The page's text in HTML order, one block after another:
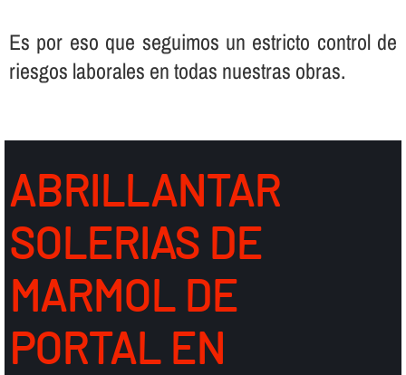
Es por eso que seguimos un estricto control de
riesgos laborales en todas nuestras obras.
ABRILLANTAR
SOLERIAS DE
MARMOL DE
PORTAL EN